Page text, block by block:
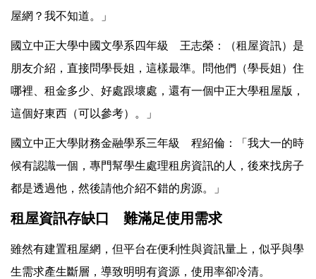
屋網？我不知道。」
國立中正大學中國文學系四年級 王志榮：（租屋資訊）是
朋友介紹，直接問學長姐，這樣最準。問他們（學長姐）住
哪裡、租金多少、好處跟壞處，還有一個中正大學租屋版，
這個好東西（可以參考）。」
國立中正大學財務金融學系三年級 程紹倫：「我大一的時
候有認識一個，專門幫學生處理租房資訊的人，後來找房子
都是透過他，然後請他介紹不錯的房源。」
租屋資訊存缺口 難滿足使用需求
雖然有建置租屋網，但平台在便利性與資訊量上，似乎與學
生需求產生斷層，導致明明有資源，使用率卻冷清。